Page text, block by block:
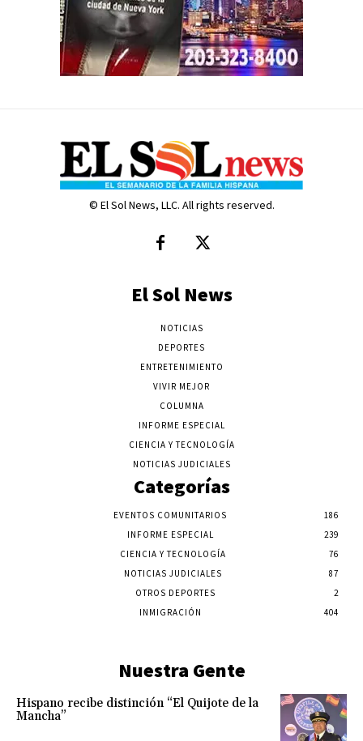
© El Sol News, LLC. All rights reserved.
El Sol News
NOTICIAS
DEPORTES
ENTRETENIMIENTO
VIVIR MEJOR
COLUMNA
INFORME ESPECIAL
CIENCIA Y TECNOLOGÍA
NOTICIAS JUDICIALES
Categorías
EVENTOS COMUNITARIOS
186
INFORME ESPECIAL
239
CIENCIA Y TECNOLOGÍA
76
NOTICIAS JUDICIALES
87
OTROS DEPORTES
2
INMIGRACIÓN
404
Nuestra Gente
Hispano recibe distinción “El Quijote de la
Mancha”